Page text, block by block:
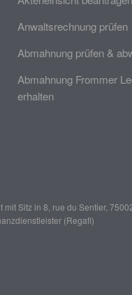
Anwaltsrechnung prüfen
Abmahnung prüfen &
Abmahnung Frommer
erhalten
mit Sitz in 8, rue du Sentier,
(Regafi)